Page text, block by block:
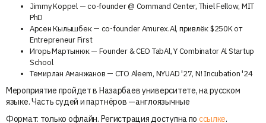
Jimmy Koppel — co-founder @ Command Center, Thiel Fellow, MIT
PhD
Арсен Кылышбек — co-founder Amurex.Al, привлёк $250K oт
Entrepreneur First
Игорь Мартынюк — Founder & CEO TabAl, Y Combinator Al Startup
School
Темирлан Аманжанов — CTO Aleem, NYUAD '27, N! Incubation '24
Мероприятие пройдет в Назарбаев университете, на русском
языке. Часть судей и партнёров —англоязычные
Формат: только офлайн. Регистрация доступна по ссылке.